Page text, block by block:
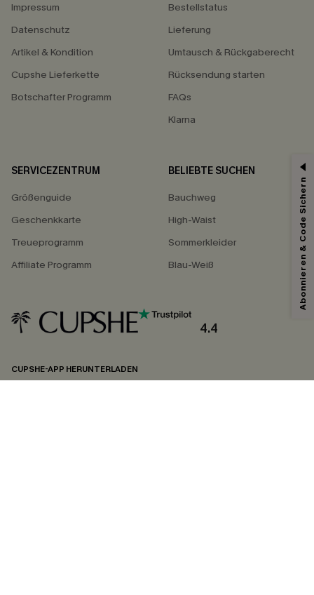
Impressum
Datenschutz
Artikel & Kondition
Cupshe Lieferkette
Botschafter Programm
Bestellstatus
Lieferung
Umtausch & Rückgaberecht
Rücksendung starten
FAQs
Klarna
SERVICEZENTRUM
Größenguide
Geschenkkarte
Treueprogramm
Affiliate Programm
BELIEBTE SUCHEN
Bauchweg
High-Waist
Sommerkleider
Blau-Weiß
4.4
CUPSHE-APP HERUNTERLADEN
Abonnieren & Code Sichern